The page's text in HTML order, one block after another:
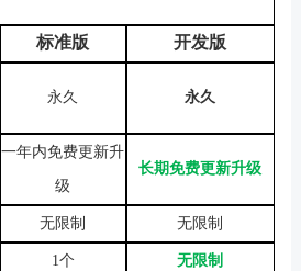
标准版 开发版
永久 永久
一年内免费更新升
级
长期免费更新升级
无限制 无限制
1个 无限制